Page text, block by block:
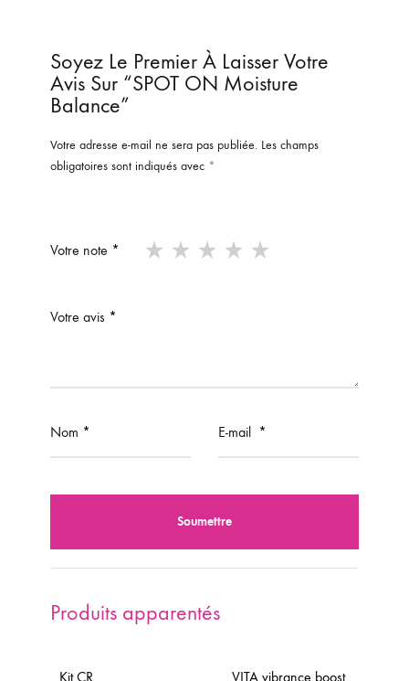
Soyez Le Premier À Laisser Votre
Avis Sur “SPOT ON Moisture
Balance”
Votre adresse e-mail ne sera pas publiée. Les champs
obligatoires sont indiqués avec *
Votre note *
Votre avis *
Nom * E-mail *
Produits apparentés
Kit CR VITA vibrance boost